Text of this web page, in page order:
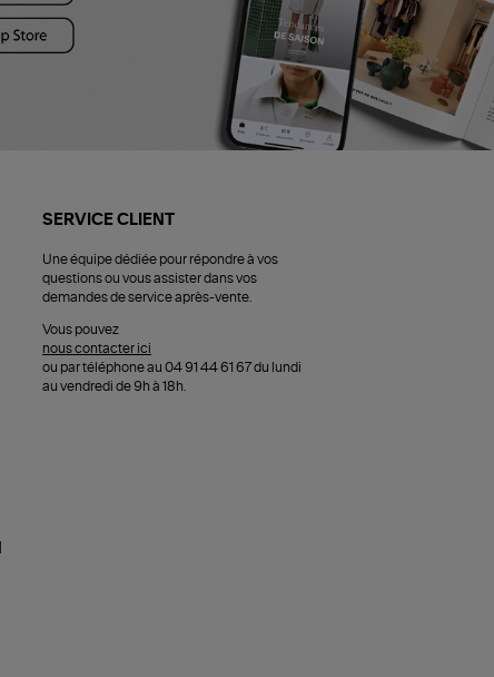
SERVICE CLIENT
Une équipe dédiée pour répondre à vos
questions ou vous assister dans vos
demandes de service après-vente.
Vous pouvez
nous contacter ici
ou par téléphone au 04 91 44 61 67 du lundi
au vendredi de 9h à 18h.